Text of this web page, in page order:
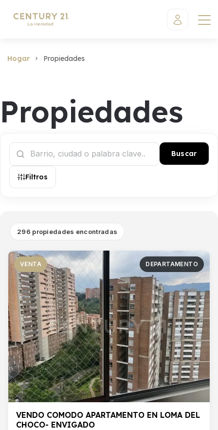
Hogar Propiedades
Propiedades
Buscar
Filtros
296 propiedades encontradas
VENTA DEPARTAMENTO
VENDO COMODO APARTAMENTO EN LOMA DEL
CHOCO- ENVIGADO